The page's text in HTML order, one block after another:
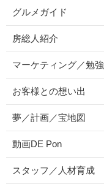
グルメガイド
房総人紹介
マーケティング／勉強
お客様との想い出
夢／計画／宝地図
動画DE Pon
スタッフ／人材育成